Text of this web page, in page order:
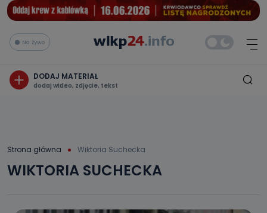
Na żywo
DODAJ MATERIAŁ
dodaj wideo, zdjęcie, tekst
Strona główna Wiktoria Suchecka
WIKTORIA SUCHECKA